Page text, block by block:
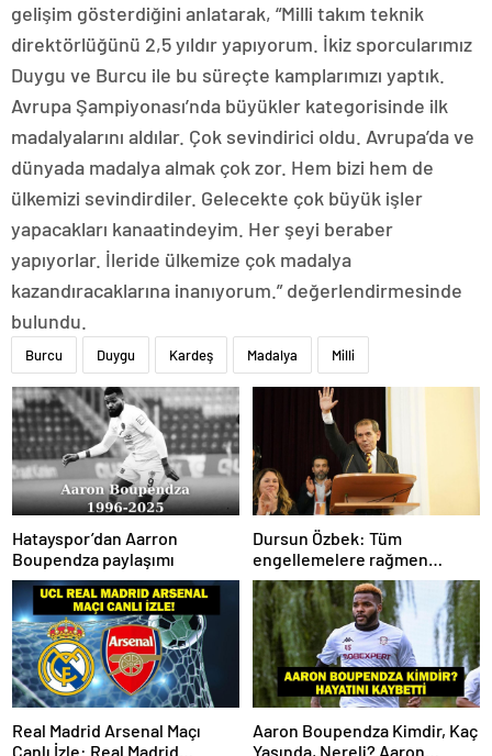
gelişim gösterdiğini anlatarak, “Milli takım teknik
direktörlüğünü 2,5 yıldır yapıyorum. İkiz sporcularımız
Duygu ve Burcu ile bu süreçte kamplarımızı yaptık.
Avrupa Şampiyonası’nda büyükler kategorisinde ilk
madalyalarını aldılar. Çok sevindirici oldu. Avrupa’da ve
dünyada madalya almak çok zor. Hem bizi hem de
ülkemizi sevindirdiler. Gelecekte çok büyük işler
yapacakları kanaatindeyim. Her şeyi beraber
yapıyorlar. İleride ülkemize çok madalya
kazandıracaklarına inanıyorum.” değerlendirmesinde
bulundu.
Burcu Duygu Kardeş Madalya Milli
Hatayspor’dan Aarron
Boupendza paylaşımı
Dursun Özbek: Tüm
engellemelere rağmen
hedefimize ilerliyoruz
Real Madrid Arsenal Maçı
Canlı İzle: Real Madrid
Aaron Boupendza Kimdir, Kaç
Yaşında, Nereli? Aaron